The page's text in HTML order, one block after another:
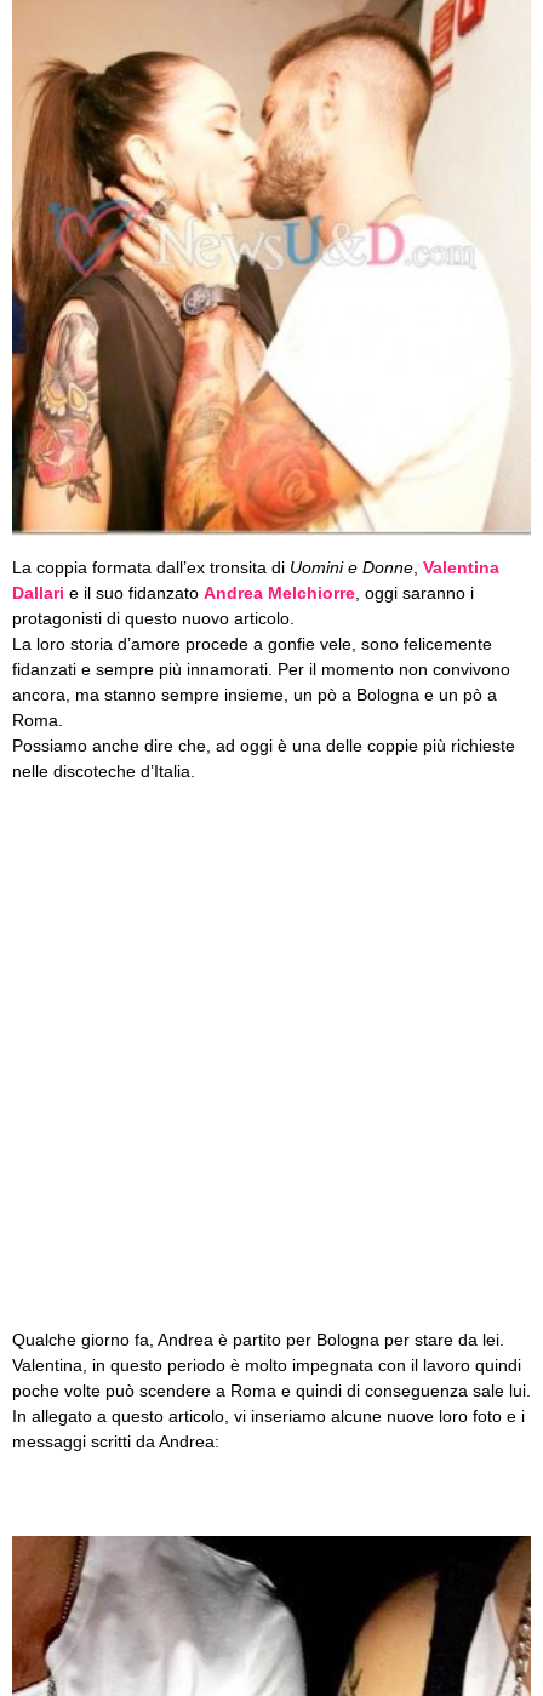
La coppia formata dall’ex tronsita di Uomini e Donne Valentina
Dallari e il suo fidanzato Andrea Melchiorre , oggi saranno i
protagonisti di questo nuovo articolo.
La loro storia d’amore procede a gonfie vele, sono felicemente
fidanzati e sempre più innamorati. Per il momento non convivono
ancora, ma stanno sempre insieme, un pò a Bologna e un pò a
Roma.
Possiamo anche dire che, ad oggi è una delle coppie più richieste
nelle discoteche d’Italia.
Qualche giorno fa, Andrea è partito per Bologna per stare da lei.
Valentina, in questo periodo è molto impegnata con il lavoro quindi
poche volte può scendere a Roma e quindi di conseguenza sale lui.
In allegato a questo articolo, vi inseriamo alcune nuove loro foto e i
messaggi scritti da Andrea: